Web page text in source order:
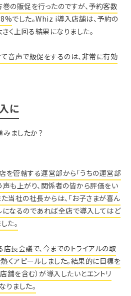
の販促を行ったのですが、予約客数
でした。Whiz i導入店舗は、予約の
く上回る結果になりました。
音声で販促をするのは、非常に有効
に
ましたか？
を管轄する運営部から「うちの運営部
声も上がり、関係者の皆から評価をい
当社の社長からは、 「お子さまが喜ん
になるのであれば全店で導入してはど
た。
長会議で、今までのトライアルの取
くアピールしました。結果的に目標を
舗を含む）が導入したいとエントリ
りました。